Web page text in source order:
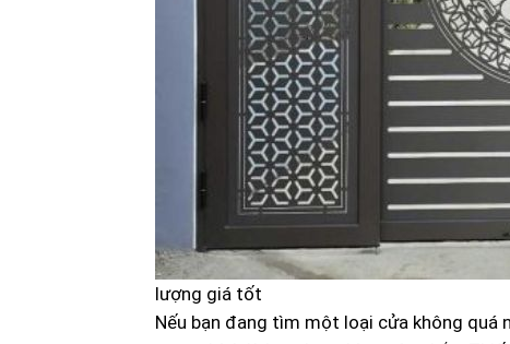
lượng giá tốt
Nếu bạn đang tìm một loại cửa không quá